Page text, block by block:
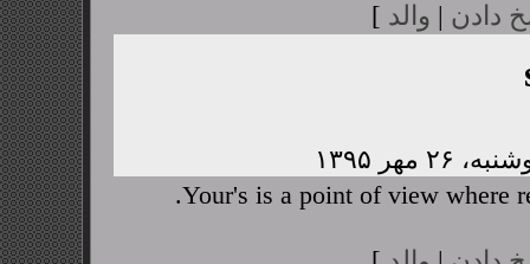
دادن | والد ]
Your's is a point of view where